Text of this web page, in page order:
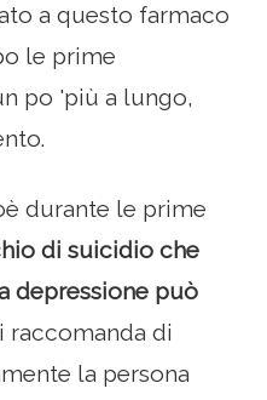
a questo farmaco
le prime
po 'più a lungo,
durante le prime
di suicidio che
depressione può
raccomanda di
la persona